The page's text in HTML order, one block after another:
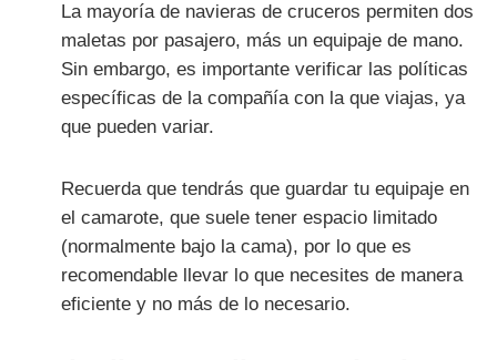
La mayoría de navieras de cruceros permiten dos
maletas por pasajero, más un equipaje de mano.
Sin embargo, es importante verificar las políticas
específicas de la compañía con la que viajas, ya
que pueden variar.
Recuerda que tendrás que guardar tu equipaje en
el camarote, que suele tener espacio limitado
(normalmente bajo la cama), por lo que es
recomendable llevar lo que necesites de manera
eficiente y no más de lo necesario.